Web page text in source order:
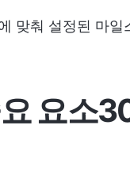
맞춰 설정된 마일
요소